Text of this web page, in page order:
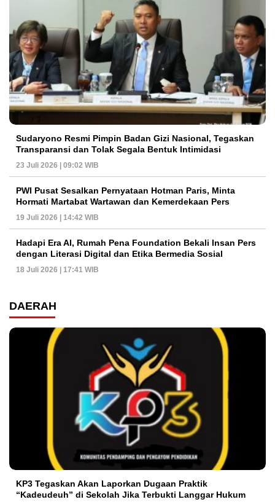
Sudaryono Resmi Pimpin Badan Gizi Nasional, Tegaskan
Transparansi dan Tolak Segala Bentuk Intimidasi
23 Juli 2026 | 09:02 WIB
PWI Pusat Sesalkan Pernyataan Hotman Paris, Minta
Hormati Martabat Wartawan dan Kemerdekaan Pers
19 Juli 2026 | 14:42 WIB
Hadapi Era AI, Rumah Pena Foundation Bekali Insan Pers
dengan Literasi Digital dan Etika Bermedia Sosial
18 Juli 2026 | 17:41 WIB
DAERAH
KP3 Tegaskan Akan Laporkan Dugaan Praktik
“Kadeudeuh” di Sekolah Jika Terbukti Langgar Hukum